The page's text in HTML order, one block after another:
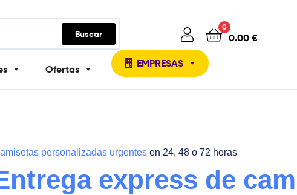
Buscar
0
0.00 €
Ofertas EMPRESAS
personalizadas urgentesen 24, 48 o 72 horas
express de